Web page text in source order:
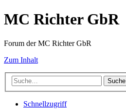
MC Richter GbR
Forum der MC Richter GbR
Zum Inhalt
Suche
Schnellzugriff